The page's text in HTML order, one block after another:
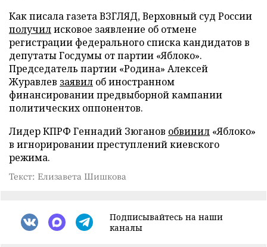
Как писала газета ВЗГЛЯД, Верховный суд России
получилисковое заявление об отмене
регистрации федерального списка кандидатов в
депутаты Госдумы от партии «Яблоко».
Председатель партии «Родина» Алексей
Журавлев заявил об иностранном
финансировании предвыборной кампании
политических оппонентов.
Лидер КПРФ Геннадий Зюганов обвинил «Яблоко»
в игнорировании преступлений киевского
режима.
Текст: Елизавета Шишкова
Подписывайтесь на наши
каналы